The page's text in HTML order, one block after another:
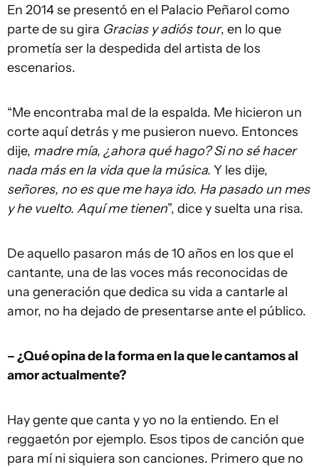
En 2014 se presentó en el Palacio Peñarol como
parte de su gira Gracias y adiós tour, en lo que
prometía ser la despedida del artista de los
escenarios.
“Me encontraba mal de la espalda. Me hicieron un
corte aquí detrás y me pusieron nuevo. Entonces
dije, madre mía, ¿ahora qué hago? Si no sé hacer
nada más en la vida que la música. Y les dije,
señores, no es que me haya ido. Ha pasado un mes
y he vuelto. Aquí me tienen”, dice y suelta una risa.
De aquello pasaron más de 10 años en los que el
cantante, una de las voces más reconocidas de
una generación que dedica su vida a cantarle al
amor, no ha dejado de presentarse ante el público.
– ¿Qué opina de la forma en la que le cantamos al
amor actualmente?
Hay gente que canta y yo no la entiendo. En el
reggaetón por ejemplo. Esos tipos de canción que
para mí ni siquiera son canciones. Primero que no